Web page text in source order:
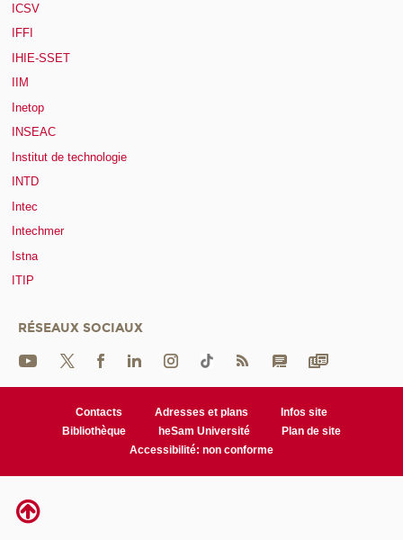
ICSV
IFFI
IHIE-SSET
IIM
Inetop
INSEAC
Institut de technologie
INTD
Intec
Intechmer
Istna
ITIP
RÉSEAUX SOCIAUX
Contacts Adresses et plans
Infos site
Bibliothèque
heSam Université
Plan de site
Accessibilité: non conforme